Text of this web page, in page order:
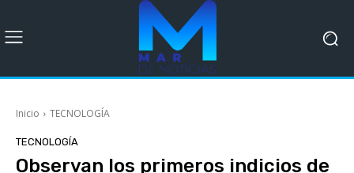
Inicio TECNOLOGÍA
TECNOLOGÍA
Observan los primeros indicios de